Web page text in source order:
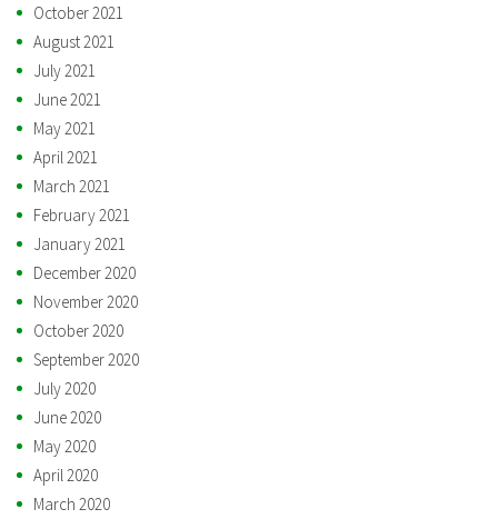
October 2021
August 2021
July 2021
June 2021
May 2021
April 2021
March 2021
February 2021
January 2021
December 2020
November 2020
October 2020
September 2020
July 2020
June 2020
May 2020
April 2020
March 2020